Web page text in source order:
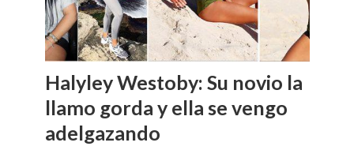
Halyley Westoby: Su novio la
llamo gorda y ella se vengo
adelgazando